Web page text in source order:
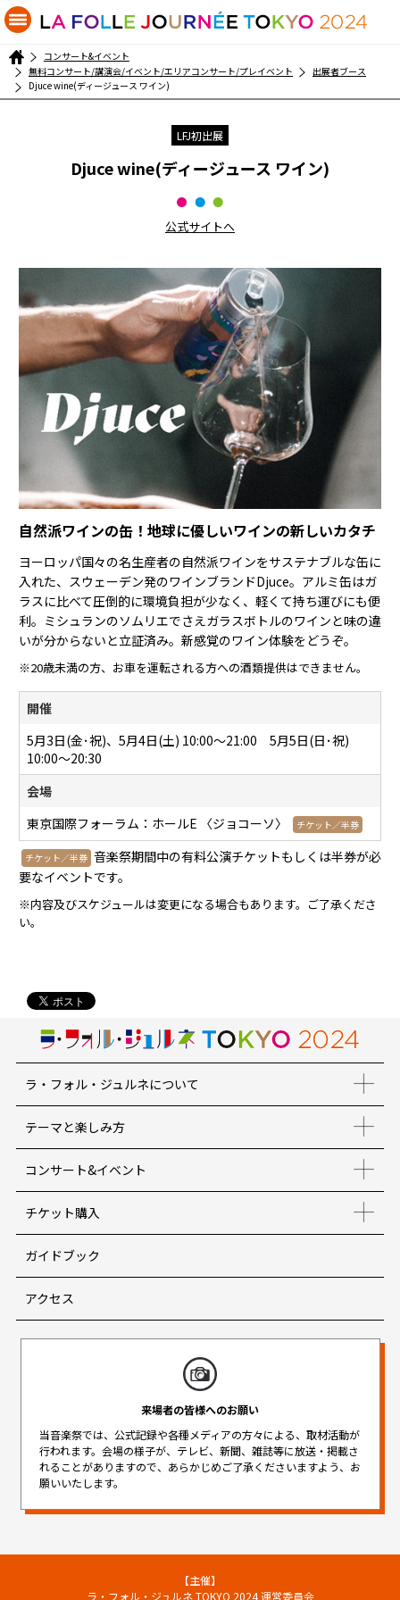
コンサート&イベント
無料コンサート/講演会/イベント/エリアコンサート/プレイベント
出展者ブース
Djuce wine(ディージュース ワイン)
LFJ初出展
Djuce wine(ディージュース ワイン)
公式サイトへ
自然派ワインの缶！地球に優しいワインの新しいカタチ
ヨーロッパ国々の名生産者の自然派ワインをサステナブルな缶に
入れた、スウェーデン発のワインブランドDjuce。アルミ缶はガ
ラスに比べて圧倒的に環境負担が少なく、軽くて持ち運びにも便
利。ミシュランのソムリエでさえガラスボトルのワインと味の違
いが分からないと立証済み。新感覚のワイン体験をどうぞ。
※20歳未満の方、お車を運転される方への酒類提供はできません。
開催
5月3日(金･祝)、5月4日(土) 10:00〜21:00 5月5日(日･祝)
10:00～20:30
会場
東京国際フォーラム：ホールE 〈ジョコーソ〉
チケット／半券
チケット／半券 音楽祭期間中の有料公演チケットもしくは半券が必
要なイベントです。
※内容及びスケジュールは変更になる場合もあります。ご了承くださ
い。
ラ・フォル・ジュルネについて
テーマと楽しみ方
コンサート&イベント
チケット購入
ガイドブック
アクセス
来場者の皆様へのお願い
当音楽祭では、公式記録や各種メディアの方々による、取材活動が
行われます。 会場の様子が、テレビ、新聞、雑誌等に放送・掲載さ
れることがありますので、 あらかじめご了承くださいますよう、お
願いいたします。
【主催】
ラ・フォル・ジュルネ TOKYO 2024 運営委員会